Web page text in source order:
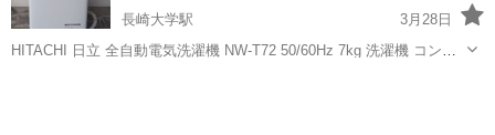
長崎大学駅
3月28日
HITACHI 日立 全自動電気洗濯機 NW-T72 50/60Hz 7kg 洗濯機 コンパ